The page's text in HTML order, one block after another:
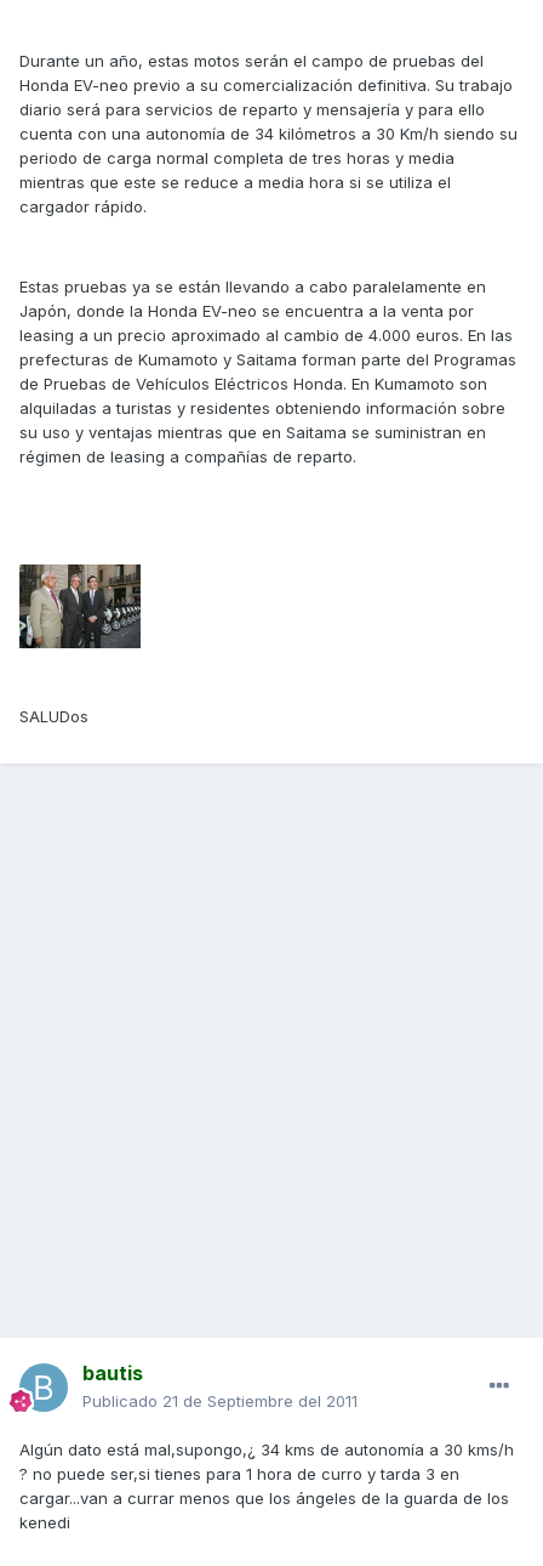
Durante un año, estas motos serán el campo de pruebas del
Honda EV-neo previo a su comercialización definitiva. Su trabajo
diario será para servicios de reparto y mensajería y para ello
cuenta con una autonomía de 34 kilómetros a 30 Km/h siendo su
periodo de carga normal completa de tres horas y media
mientras que este se reduce a media hora si se utiliza el
cargador rápido.
Estas pruebas ya se están llevando a cabo paralelamente en
Japón, donde la Honda EV-neo se encuentra a la venta por
leasing a un precio aproximado al cambio de 4.000 euros. En las
prefecturas de Kumamoto y Saitama forman parte del Programas
de Pruebas de Vehículos Eléctricos Honda. En Kumamoto son
alquiladas a turistas y residentes obteniendo información sobre
su uso y ventajas mientras que en Saitama se suministran en
régimen de leasing a compañías de reparto.
SALUDos
bautis
Publicado 21 de Septiembre del 2011
Algún dato está mal,supongo,¿ 34 kms de autonomía a 30 kms/h
? no puede ser,si tienes para 1 hora de curro y tarda 3 en
cargar...van a currar menos que los ángeles de la guarda de los
kenedi